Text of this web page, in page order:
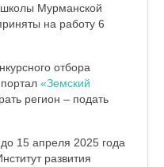
Мурманской
на работу 6
отбора
«Земский
регион – подать
15 апреля 2025 года
развития